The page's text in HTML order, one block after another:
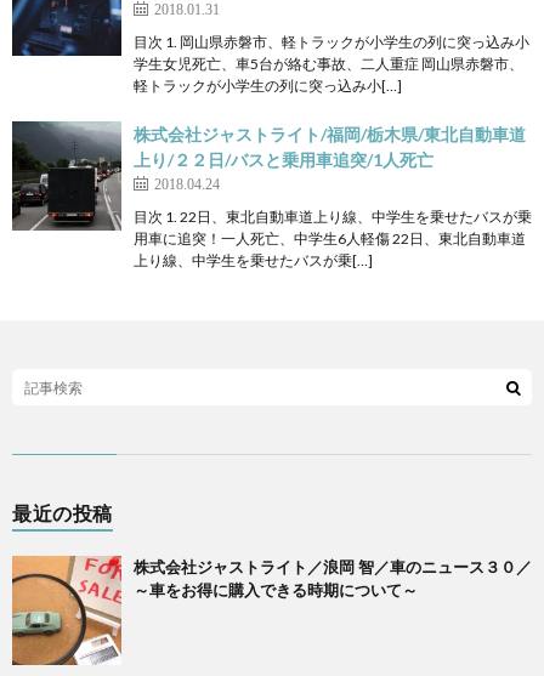
2018.01.31
目次 1. 岡山県赤磐市、軽トラックが小学生の列に突っ込み小
学生女児死亡、車5台が絡む事故、二人重症 岡山県赤磐市、
軽トラックが小学生の列に突っ込み小[…]
株式会社ジャストライト/福岡/栃木県/東北自動車道
上り/２２日/バスと乗用車追突/1人死亡
2018.04.24
目次 1. 22日、東北自動車道上り線、中学生を乗せたバスが乗
用車に追突！一人死亡、中学生6人軽傷 22日、東北自動車道
上り線、中学生を乗せたバスが乗[…]
最近の投稿
株式会社ジャストライト／浪岡 智／車のニュース３０／
～車をお得に購入できる時期について～